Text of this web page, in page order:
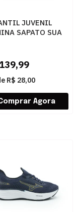
JUVENIL
SAPATO SUA
139,99
R$ 28,00